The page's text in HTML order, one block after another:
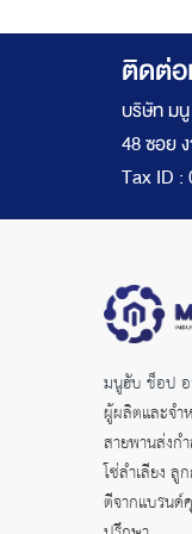
ติดต่อ
บริษัท ม
48 ซอย
Tax ID :
มนูฮับ ช็อป อ
ผู้ผลิตและจำ
สายพานส่งก
โซ่ลำเลียง ลู
ตีจากแบรนด์